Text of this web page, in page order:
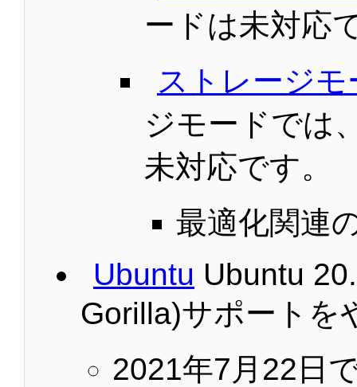
ードは未対応
ストレージモ
ジモードでは
未対応です。
最適化関連
Ubuntu Ubuntu
Gorilla)サポートを
2021年7月22日